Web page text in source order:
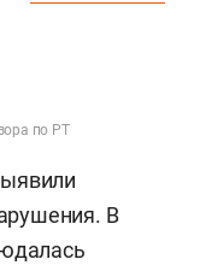
по РТ
В